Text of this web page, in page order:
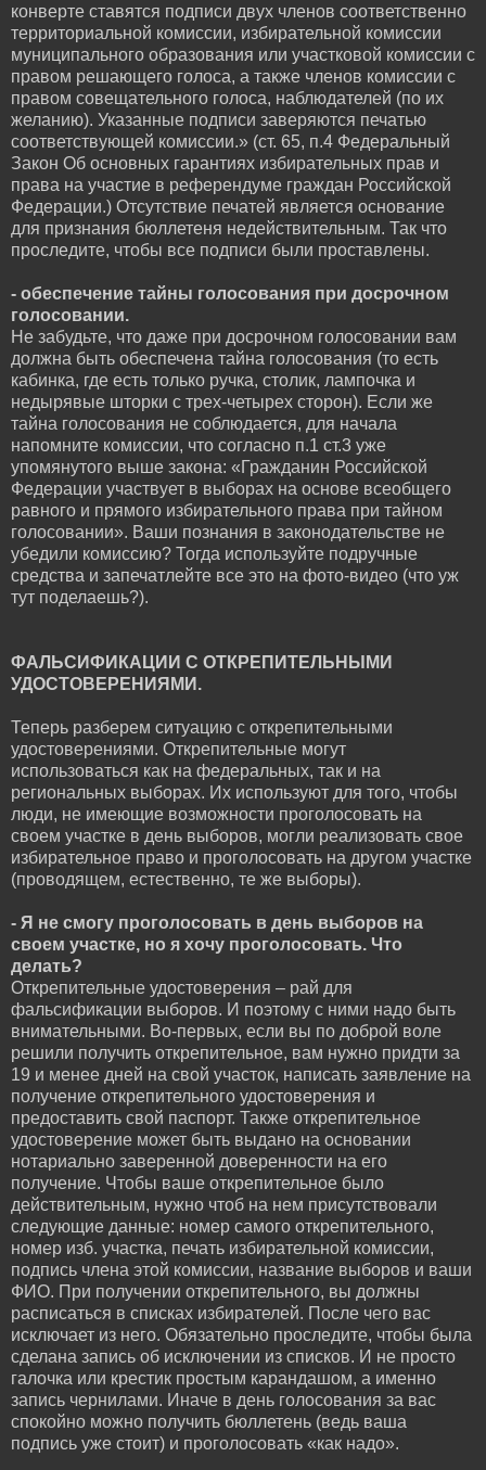
конверте ставятся подписи двух членов соответственно
территориальной комиссии, избирательной комиссии
муниципального образования или участковой комиссии с
правом решающего голоса, а также членов комиссии с
правом совещательного голоса, наблюдателей (по их
желанию). Указанные подписи заверяются печатью
соответствующей комиссии.» (ст. 65, п.4 Федеральный
Закон Об основных гарантиях избирательных прав и
права на участие в референдуме граждан Российской
Федерации.) Отсутствие печатей является основание
для признания бюллетеня недействительным. Так что
проследите, чтобы все подписи были проставлены.
- обеспечение тайны голосования при досрочном
голосовании.
Не забудьте, что даже при досрочном голосовании вам
должна быть обеспечена тайна голосования (то есть
кабинка, где есть только ручка, столик, лампочка и
недырявые шторки с трех-четырех сторон). Если же
тайна голосования не соблюдается, для начала
напомните комиссии, что согласно п.1 ст.3 уже
упомянутого выше закона: «Гражданин Российской
Федерации участвует в выборах на основе всеобщего
равного и прямого избирательного права при тайном
голосовании». Ваши познания в законодательстве не
убедили комиссию? Тогда используйте подручные
средства и запечатлейте все это на фото-видео (что уж
тут поделаешь?).
ФАЛЬСИФИКАЦИИ С ОТКРЕПИТЕЛЬНЫМИ
УДОСТОВЕРЕНИЯМИ.
Теперь разберем ситуацию с открепительными
удостоверениями. Открепительные могут
использоваться как на федеральных, так и на
региональных выборах. Их используют для того, чтобы
люди, не имеющие возможности проголосовать на
своем участке в день выборов, могли реализовать свое
избирательное право и проголосовать на другом участке
(проводящем, естественно, те же выборы).
- Я не смогу проголосовать в день выборов на
своем участке, но я хочу проголосовать. Что
делать?
Открепительные удостоверения – рай для
фальсификации выборов. И поэтому с ними надо быть
внимательными. Во-первых, если вы по доброй воле
решили получить открепительное, вам нужно придти за
19 и менее дней на свой участок, написать заявление на
получение открепительного удостоверения и
предоставить свой паспорт. Также открепительное
удостоверение может быть выдано на основании
нотариально заверенной доверенности на его
получение. Чтобы ваше открепительное было
действительным, нужно чтоб на нем присутствовали
следующие данные: номер самого открепительного,
номер изб. участка, печать избирательной комиссии,
подпись члена этой комиссии, название выборов и ваши
ФИО. При получении открепительного, вы должны
расписаться в списках избирателей. После чего вас
исключает из него. Обязательно проследите, чтобы была
сделана запись об исключении из списков. И не просто
галочка или крестик простым карандашом, а именно
запись чернилами. Иначе в день голосования за вас
спокойно можно получить бюллетень (ведь ваша
подпись уже стоит) и проголосовать «как надо».